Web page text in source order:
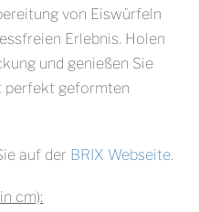
von Eiswürfeln
Erlebnis. Holen
und genießen Sie
perfekt geformten
auf der BRIX Webseite.
cm):